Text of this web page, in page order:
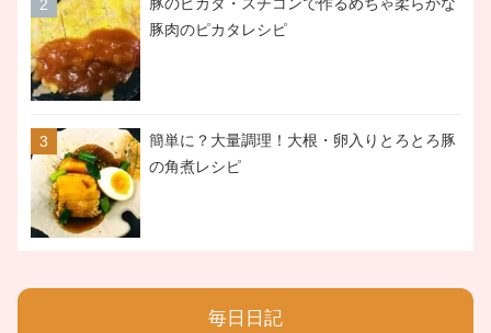
豚のピカタ・スチコンで作るめちゃ柔らかな
豚肉のピカタレシピ
簡単に？大量調理！大根・卵入りとろとろ豚
の角煮レシピ
毎日日記